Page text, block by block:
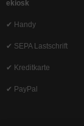
ekiosk
✔ Handy
✔ SEPA Lastschrift
✔ Kreditkarte
✔ PayPal